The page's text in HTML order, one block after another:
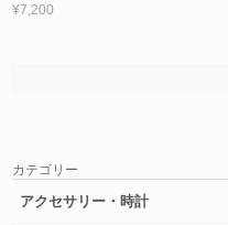
¥7,200
カテゴリー
アクセサリー・時計